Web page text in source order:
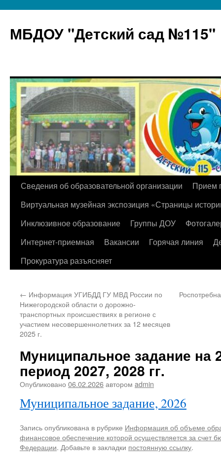
МБДОУ "Детский сад №115"
Перейти
содержимому
Сведения об образовательной организации
Прием
Виртуальная музейная экспозиция «Страницы
Инклюзивное образование
Группы ДОУ
Интернет-приемная
Вакансии Горячая линия
Прокуратура разъясняет
← Информация УГИБДД ГУ МВД России по
Нижегородской области о дорожно-
транспортных происшествиях в регионе с
участием несовершеннолетних за 12 месяцев
2025 г.
Муниципальное задание на
период 2027, 2028 гг.
Опубликовано 06.02.2026автором admin
Муниципальное задание, 2026
Запись опубликована в рубрике Информация об объеме
финансовое обеспечение которой осуществляется за счет
Федерации. Добавьте в закладки постоянную ссылку.